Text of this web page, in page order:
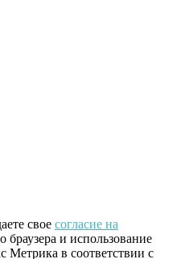
свое согласие на
браузера и использование
Метрика в соответствии с